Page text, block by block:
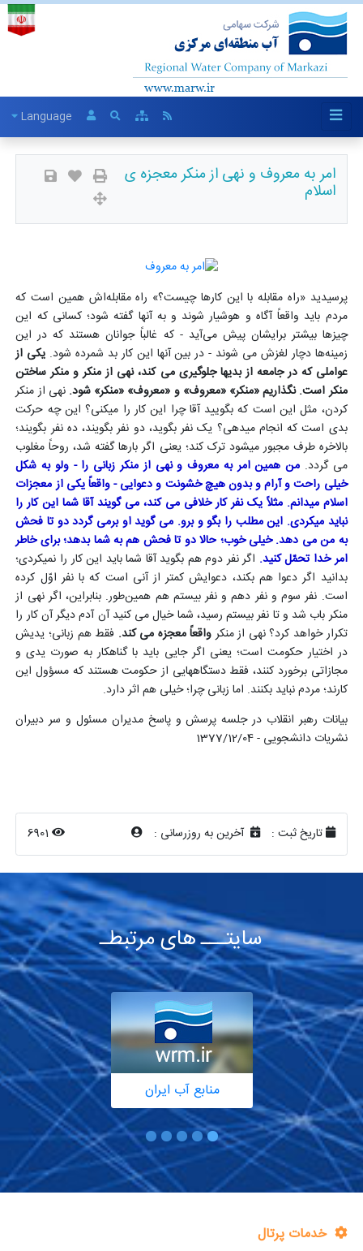
Language
امر به معروف و نهی از منکر معجزه ی
اسلام
پرسیدید «راه مقابله با این کارها چیست؟» راه مقابله‌اش همین است که
مردم باید واقعاً آگاه و هوشیار شوند و به آنها گفته شود؛ کسانی که این
چیزها بیشتر برایشان پیش می‌آید - که غالباً جوانان هستند که در این
زمینه‌ها دچار لغزش می شوند - در بین آنها این کار بد شمرده شود. یکی از
عواملی که در جامعه از بدیها جلوگیری می کند، نهی از منکر و منکر ساختن
منکر است. نگذاریم «منکر» «معروف» و «معروف» «منکر» شود. نهی از منکر
کردن، مثل این است که بگویید آقا چرا این کار را میکنی؟ این چه حرکت
بدی است که انجام میدهی؟ یک نفر بگوید، دو نفر بگویند، ده نفر بگویند؛
بالاخره طرف مجبور میشود ترک کند؛ یعنی اگر بارها گفته شد، روحاً مغلوب
می گردد. من همین امر به معروف و نهی از منکر زبانی را - ولو به شکل
خیلی راحت و آرام و بدون هیچ خشونت و دعوایی - واقعاً یکی از معجزات
اسلام میدانم. مثلاً یک نفر کار خلافی می کند، می گویند آقا شما این کار را
نباید میکردی. این مطلب را بگو و برو. می گوید او برمی گردد دو تا فحش
به من می دهد. خیلی خوب؛ حالا دو تا فحش هم به شما بدهد؛ برای خاطر
امر خدا تحمّل کنید. اگر نفر دوم هم بگوید آقا شما باید این کار را نمیکردی؛
بدانید اگر دعوا هم بکند، دعوایش کمتر از آنی است که با نفر اوّل کرده
است. نفر سوم و نفر دهم و نفر بیستم هم همین‌طور. بنابراین، اگر نهی از
منکر باب شد و تا نفر بیستم رسید، شما خیال می کنید آن آدم دیگر آن کار را
تکرار خواهد کرد؟ نهی از منکر واقعاً معجزه می کند. فقط هم زبانی؛ یدیش
در اختیار حکومت است؛ یعنی اگر جایی باید با گناهکار به صورت یدی و
مجازاتی برخورد کنند، فقط دستگاههایی از حکومت هستند که مسؤول این
کارند؛ مردم نباید بکنند. اما زبانی چرا؛ خیلی هم اثر دارد.
بیانات رهبر انقلاب در جلسه پرسش و پاسخ مدیران مسئول و سر دبیران
نشریات دانشجویی - 1377/12/04
تاریخ ثبت : آخرین به روزرسانی : 6901
سایتـــ های مرتبطـ
منابع آب ایران
خدمات پرتال